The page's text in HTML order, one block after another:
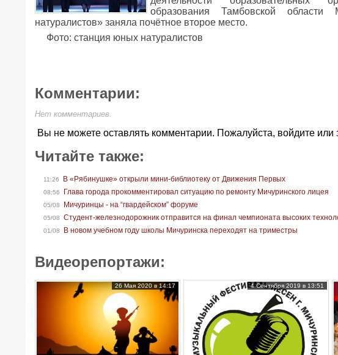
образования Тамбовской
натуралистов» заняла почётное второе место.
Фото: станция юных натуралистов
Комментарии:
Нет комментариев.
Вы не можете оставлять комментарии. Пожалуйста, войдите или
Читайте также:
11:26 В «Рябинушке» открыли мини-библиотеку от Движения Первых
08:56 Глава города прокомментировал ситуацию по ремонту Мичуринского лицея
05/08 Мичуринцы - на “гвардейском” форуме
05/08 Студент-железнодорожник отправится на финал чемпионата высоких
01/08 В новом учебном году школы Мичуринска переходят на триместры
Видеорепортажи:
26 Мая 2020 в 14:17 4 Сентября 2019 в 13:51